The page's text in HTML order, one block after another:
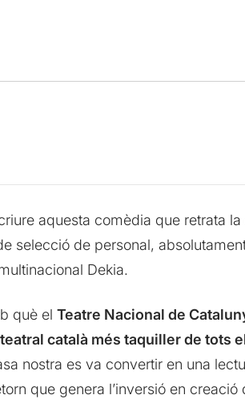
aquesta comèdia que retrata
selecció de personal,
Dekia.
què el Teatre Nacional de
català més taquiller de tots
nostra es va convertir en una
que genera l’inversió en